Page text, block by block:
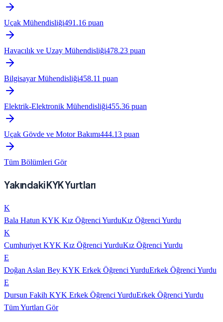
Uçak Mühendisliği491.16 puan
Havacılık ve Uzay Mühendisliği478.23 puan
Bilgisayar Mühendisliği458.11 puan
Elektrik-Elektronik Mühendisliği455.36 puan
Uçak Gövde ve Motor Bakımı444.13 puan
Tüm Bölümleri Gör
Yakındaki KYK Yurtları
K
Bala Hatun KYK Kız Öğrenci YurduKız Öğrenci Yurdu
K
Cumhuriyet KYK Kız Öğrenci YurduKız Öğrenci Yurdu
E
Doğan Aslan Bey KYK Erkek Öğrenci YurduErkek Öğrenci Yurdu
E
Dursun Fakih KYK Erkek Öğrenci YurduErkek Öğrenci Yurdu
Tüm Yurtları Gör